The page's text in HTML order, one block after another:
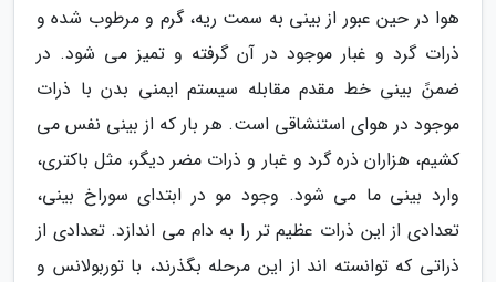
هوا در حین عبور از بینی به سمت ریه، گرم و مرطوب شده و
ذرات گرد و غبار موجود در آن گرفته و تمیز می شود. در
ضمنً بینی خط مقدم مقابله سیستم ایمنی بدن با ذرات
موجود در هوای استنشاقی است. هر بار که از بینی نفس می
کشیم، هزاران ذره گرد و غبار و ذرات مضر دیگر، مثل باکتری،
وارد بینی ما می شود. وجود مو در ابتدای سوراخ بینی،
تعدادی از این ذرات عظیم تر را به دام می اندازد. تعدادی از
ذراتی که توانسته اند از این مرحله بگذرند، با توربولانس و